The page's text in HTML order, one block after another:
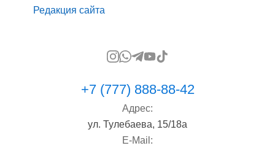
Редакция сайта
+7 (777) 888-88-42
Адрес:
ул. Тулебаева, 15/18а
E-Mail: